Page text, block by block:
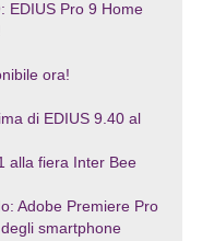
EDIUS Pro 9 Home
ora!
di EDIUS 9.40 al
alla fiera Inter Bee
Adobe Premiere Pro
smartphone